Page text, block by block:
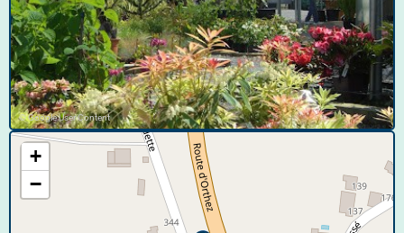
© Google User Content
+
−